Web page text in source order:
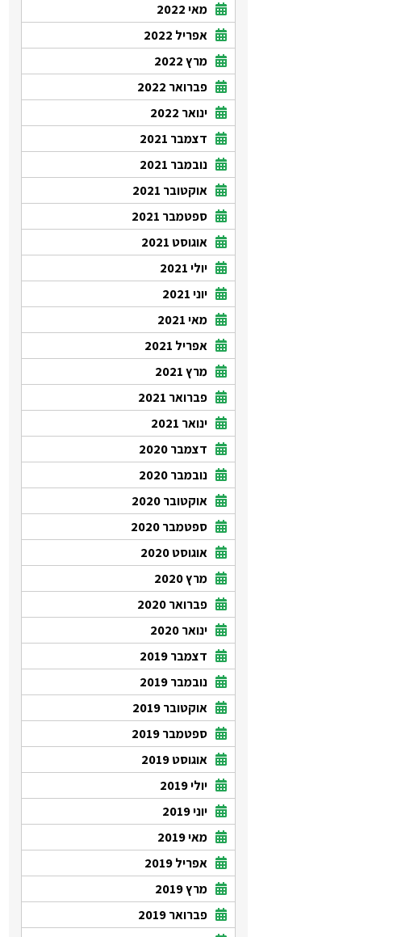
מאי 2022
אפריל 2022
מרץ 2022
פברואר 2022
ינואר 2022
דצמבר 2021
נובמבר 2021
אוקטובר 2021
ספטמבר 2021
אוגוסט 2021
יולי 2021
יוני 2021
מאי 2021
אפריל 2021
מרץ 2021
פברואר 2021
ינואר 2021
דצמבר 2020
נובמבר 2020
אוקטובר 2020
ספטמבר 2020
אוגוסט 2020
מרץ 2020
פברואר 2020
ינואר 2020
דצמבר 2019
נובמבר 2019
אוקטובר 2019
ספטמבר 2019
אוגוסט 2019
יולי 2019
יוני 2019
מאי 2019
אפריל 2019
מרץ 2019
פברואר 2019